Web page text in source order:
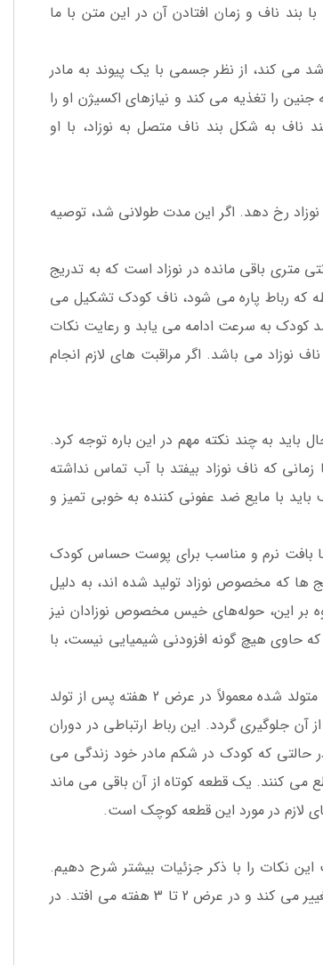
بند ناف و زمان افتادن آن در این متن با ما
رشد می کند، از نظر جسمی با یک پیوند به مادر
را تغذیه می کند و نیازهای اکسیژن او را
ناف به شکل بند ناف متصل به نوزاد، با او
نیز نامیده می شود، باید بین 3 تا 20 روز پس از تولد نوزاد رخ دهد. اگر این مدت طولانی شد، توصیه
حالتی که می توانید در بین علائم افتادن ناف مشاهده کنید، بند ناف 2 تا 3 سانتی متری باقی مانده در نوزاد است که به تدریج
رباط پاره می شود، ناف کودک تشکیل می
کودک به سرعت ادامه می یابد و رعایت نکات
نوزاد می باشد. اگر مراقبت های لازم انجام
باید به چند نکته مهم در این باره توجه کرد.
که ناف نوزاد بیفتد با آب تماس نداشته
باید با مایع ضد عفونی کننده به خوبی تمیز و
با بافت نرم و مناسب برای پوست حساس کودک
ها که مخصوص نوزاد تولید شده اند، به دلیل
بر این، حوله‌های خیس مخصوص نوزادان نیز
حاوی هیچ گونه افزودنی شیمیایی نیست، با
دوره مراقبت از بند ناف نوزاد، دوره طولانی مدت و طاقت فرسایی نیست؛ بند ناف نوزاد تازه متولد شده معمولاً در عرض 2 هفته پس از تولد
جلوگیری گردد. این رباط ارتباطی در دوران
حالتی که کودک در شکم مادر خود زندگی می
می کنند. یک قطعه کوتاه از آن باقی می ماند
لازم در مورد این قطعه کوچک است.
این نکات را با ذکر جزئیات بیشتر شرح دهیم.
تکه بند ناف باقی مانده کودک شما خشک می شود، رنگ آن از سفید مایل به آبی به سیاه تغییر می کند و در عرض 2 تا 3 هفته می افتد. در